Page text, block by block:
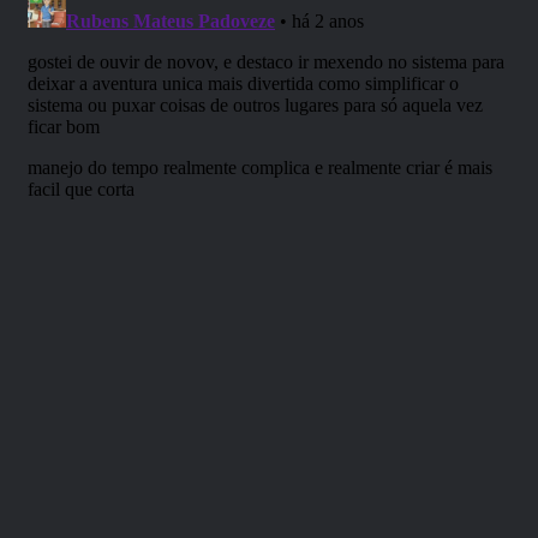
Padrinho Breno Baiardi.
Edição de:
Rafael 47.